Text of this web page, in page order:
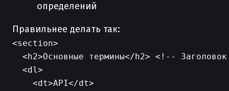
определений
Правильнее делать так:
<section>
<h2>Основные термины</h2> <!--
  <dl>
    <dt>API</dt>